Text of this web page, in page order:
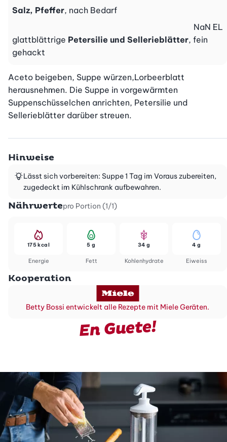
Salz, Pfeffer, nach Bedarf
glattblättrige Petersilie und Sellerieblätter, fein
gehackt
NaN EL
Aceto beigeben, Suppe würzen,Lorbeerblatt
herausnehmen. Die Suppe in vorgewärmten
Suppenschüsselchen anrichten, Petersilie und
Sellerieblätter darüber streuen.
Hinweise
Lässt sich vorbereiten: Suppe 1 Tag im Voraus zubereiten,
zugedeckt im Kühlschrank aufbewahren.
Nährwertepro Portion (1/1)
Energie
175 kcal
Fett
5 g
Kohlenhydrate
34 g
Eiweiss
4 g
Kooperation
Betty Bossi entwickelt alle Rezepte mit Miele Geräten.
En Guete!